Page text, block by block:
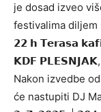
je dosad izveo
festivalima diljem
𝟮𝟮 𝗵 𝗧𝗲𝗿𝗮𝘀𝗮
𝗞𝗗𝗙 𝗣𝗟𝗘𝗦𝗡𝗝𝗔𝗞,
Nakon izvedbe
će nastupiti DJ